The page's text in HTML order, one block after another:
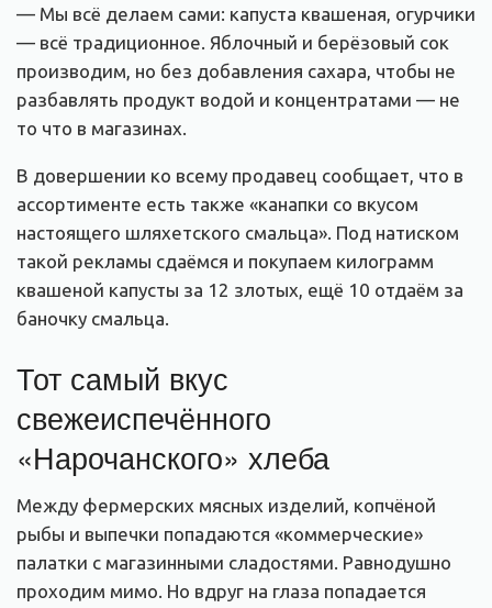
— Мы всё делаем сами: капуста квашеная, огурчики
— всё традиционное. Яблочный и берёзовый сок
производим, но без добавления сахара, чтобы не
разбавлять продукт водой и концентратами — не
то что в магазинах.
В довершении ко всему продавец сообщает, что в
ассортименте есть также «канапки со вкусом
настоящего шляхетского смальца». Под натиском
такой рекламы сдаёмся и покупаем килограмм
квашеной капусты за 12 злотых, ещё 10 отдаём за
баночку смальца.
Тот самый вкус
свежеиспечённого
«Нарочанского» хлеба
Между фермерских мясных изделий, копчёной
рыбы и выпечки попадаются «коммерческие»
палатки с магазинными сладостями. Равнодушно
проходим мимо. Но вдруг на глаза попадается